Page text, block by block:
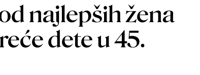
najlepših žena
dete u 45.